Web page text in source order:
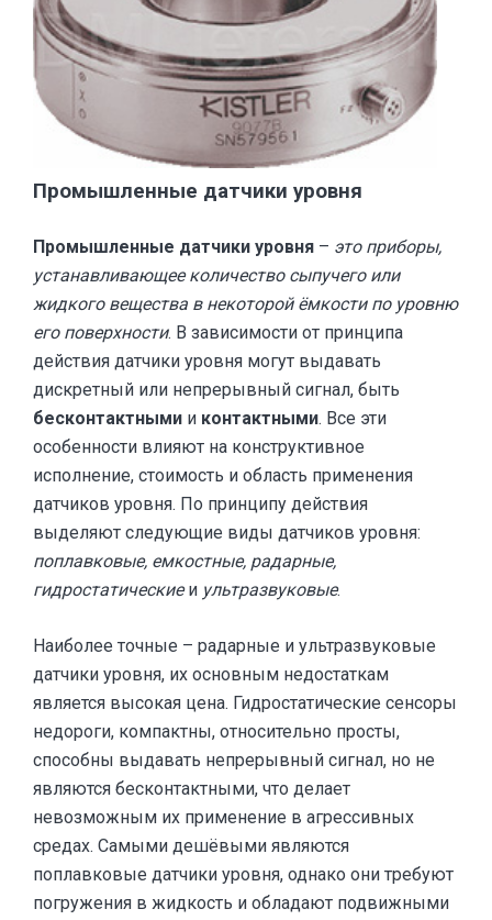
Промышленные датчики уровня
Промышленные датчики уровня – это приборы,
устанавливающее количество сыпучего или
жидкого вещества в некоторой ёмкости по уровню
его поверхности. В зависимости от принципа
действия датчики уровня могут выдавать
дискретный или непрерывный сигнал, быть
бесконтактными и контактными. Все эти
особенности влияют на конструктивное
исполнение, стоимость и область применения
датчиков уровня. По принципу действия
выделяют следующие виды датчиков уровня:
поплавковые, емкостные, радарные,
гидростатическиеи ультразвуковые.
Наиболее точные – радарные и ультразвуковые
датчики уровня, их основным недостаткам
является высокая цена. Гидростатические сенсоры
недороги, компактны, относительно просты,
способны выдавать непрерывный сигнал, но не
являются бесконтактными, что делает
невозможным их применение в агрессивных
средах. Самыми дешёвыми являются
поплавковые датчики уровня, однако они требуют
погружения в жидкость и обладают подвижными